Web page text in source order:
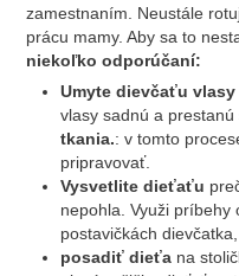
zamestnaním. Neustále
prácu mamy. Aby sa to
niekoľko odporúčaní:
Umyte dievčaťu vlasy
vlasy sadnú a prestanú
tkania.: v tomto
pripravovať.
Vysvetlite dieťaťu
nepohla. Využi príbehy
postavičkách
posadiť dieťana